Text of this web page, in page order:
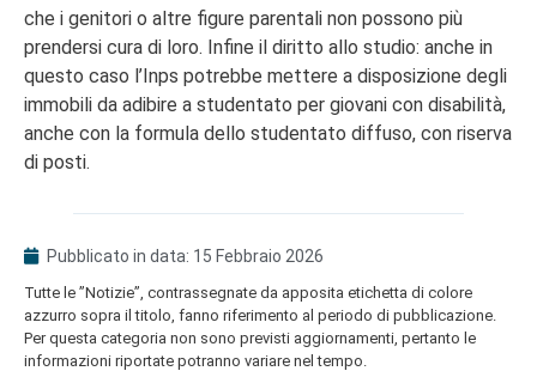
che i genitori o altre figure parentali non possono più
prendersi cura di loro. Infine il diritto allo studio: anche in
questo caso l’Inps potrebbe mettere a disposizione degli
immobili da adibire a studentato per giovani con disabilità,
anche con la formula dello studentato diffuso, con riserva
di posti.
Pubblicato in data: 15 Febbraio 2026
Tutte le ”Notizie”, contrassegnate da apposita etichetta di colore
azzurro sopra il titolo, fanno riferimento al periodo di pubblicazione.
Per questa categoria non sono previsti aggiornamenti, pertanto le
informazioni riportate potranno variare nel tempo.